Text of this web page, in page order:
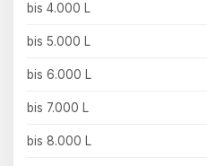
bis 4.000 L
bis 5.000 L
bis 6.000 L
bis 7.000 L
bis 8.000 L